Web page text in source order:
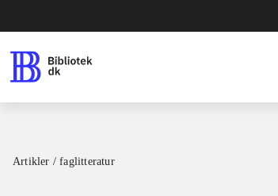
Artikler / faglitteratur